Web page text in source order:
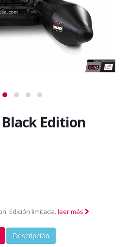
Edition
Edición limitada. leer más
Descripción